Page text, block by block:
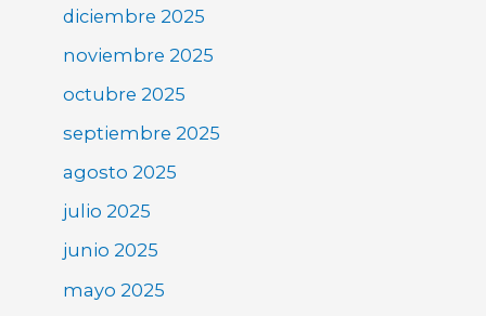
diciembre 2025
noviembre 2025
octubre 2025
septiembre 2025
agosto 2025
julio 2025
junio 2025
mayo 2025